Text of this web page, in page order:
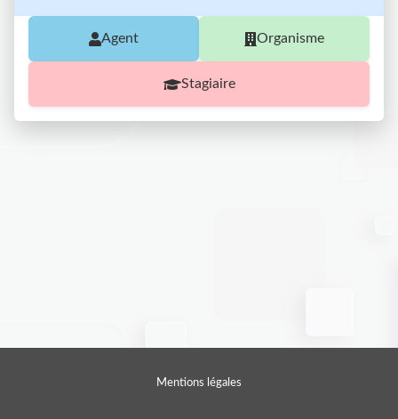
Agent Organisme
Stagiaire
Mentions légales